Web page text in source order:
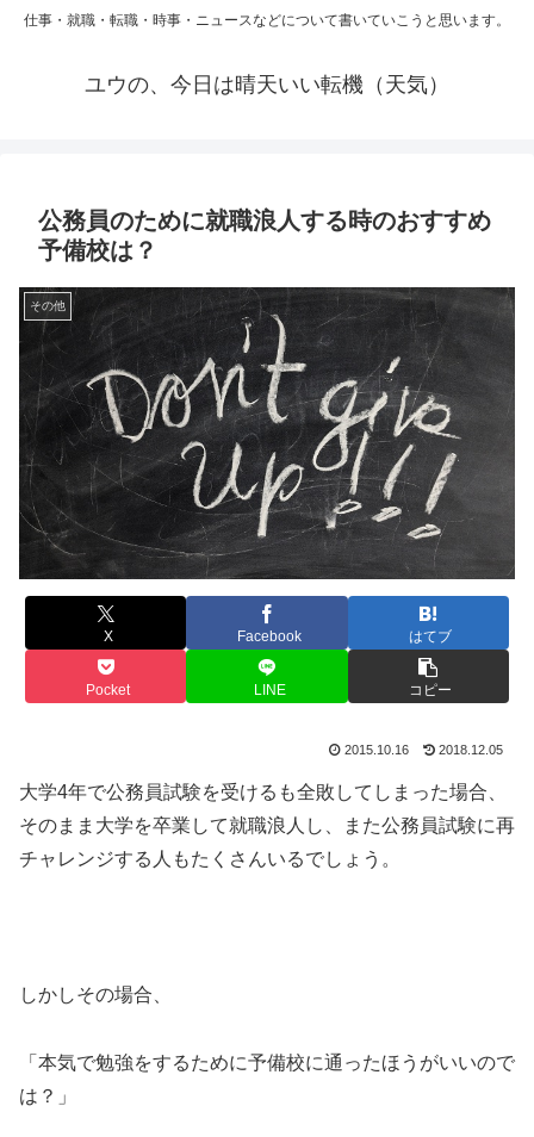
仕事・就職・転職・時事・ニュースなどについて書いていこうと思います。
ユウの、今日は晴天いい転機（天気）
公務員のために就職浪人する時のおすすめ
予備校は？
その他
X Facebook はてブ
Pocket LINE コピー
2015.10.16 2018.12.05
大学4年で公務員試験を受けるも全敗してしまった場合、
そのまま大学を卒業して就職浪人し、また公務員試験に再
チャレンジする人もたくさんいるでしょう。
しかしその場合、
「本気で勉強をするために予備校に通ったほうがいいので
は？」